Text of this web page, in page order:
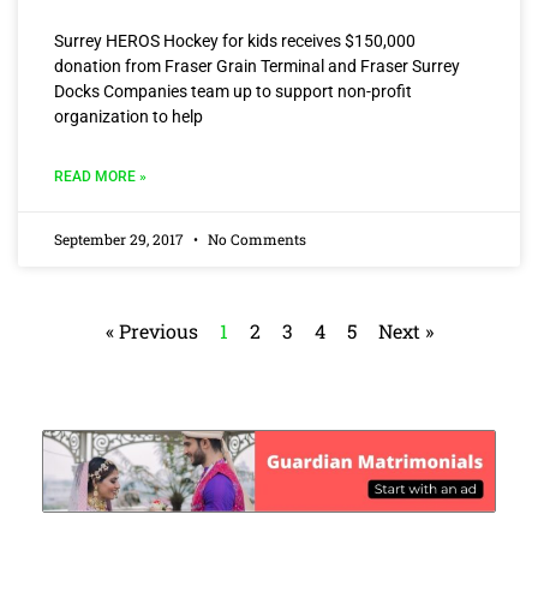
Surrey HEROS Hockey for kids receives $150,000
donation from Fraser Grain Terminal and Fraser Surrey
Docks Companies team up to support non-profit
organization to help
READ MORE »
September 29, 2017 No Comments
« Previous 1 2 3 4 5 Next »